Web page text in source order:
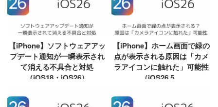
【iPhone】ソフトウェアアッ
プデート通知が一瞬表示され
て消える不具合と対処
（iOS18・iOS26）
【iPhone】ホーム画面で緑の
点が表示される原因は「カメ
ラアイコンに触れた」可能性
（iOS26.5....